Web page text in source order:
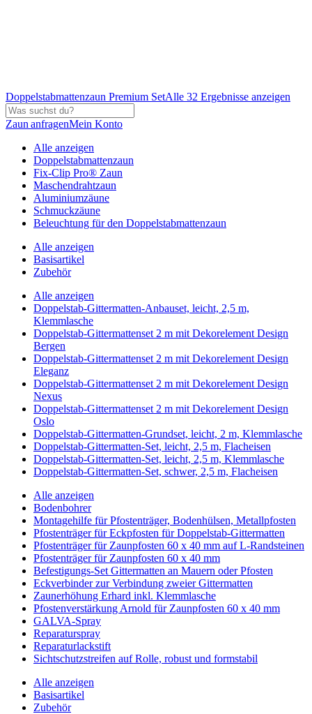
Doppelstabmattenzaun Premium SetAlle 32 Ergebnisse anzeigen
Zaun anfragenMein Konto
Alle anzeigen
Doppelstabmattenzaun
Fix-Clip Pro® Zaun
Maschendrahtzaun
Aluminiumzäune
Schmuckzäune
Beleuchtung für den Doppelstabmattenzaun
Alle anzeigen
Basisartikel
Zubehör
Alle anzeigen
Doppelstab-Gittermatten-Anbauset, leicht, 2,5 m,
Klemmlasche
Doppelstab-Gittermattenset 2 m mit Dekorelement Design
Bergen
Doppelstab-Gittermattenset 2 m mit Dekorelement Design
Eleganz
Doppelstab-Gittermattenset 2 m mit Dekorelement Design
Nexus
Doppelstab-Gittermattenset 2 m mit Dekorelement Design
Oslo
Doppelstab-Gittermatten-Grundset, leicht, 2 m, Klemmlasche
Doppelstab-Gittermatten-Set, leicht, 2,5 m, Flacheisen
Doppelstab-Gittermatten-Set, leicht, 2,5 m, Klemmlasche
Doppelstab-Gittermatten-Set, schwer, 2,5 m, Flacheisen
Alle anzeigen
Bodenbohrer
Montagehilfe für Pfostenträger, Bodenhülsen, Metallpfosten
Pfostenträger für Eckpfosten für Doppelstab-Gittermatten
Pfostenträger für Zaunpfosten 60 x 40 mm auf L-Randsteinen
Pfostenträger für Zaunpfosten 60 x 40 mm
Befestigungs-Set Gittermatten an Mauern oder Pfosten
Eckverbinder zur Verbindung zweier Gittermatten
Zaunerhöhung Erhard inkl. Klemmlasche
Pfostenverstärkung Arnold für Zaunpfosten 60 x 40 mm
GALVA-Spray
Reparaturspray
Reparaturlackstift
Sichtschutzstreifen auf Rolle, robust und formstabil
Alle anzeigen
Basisartikel
Zubehör